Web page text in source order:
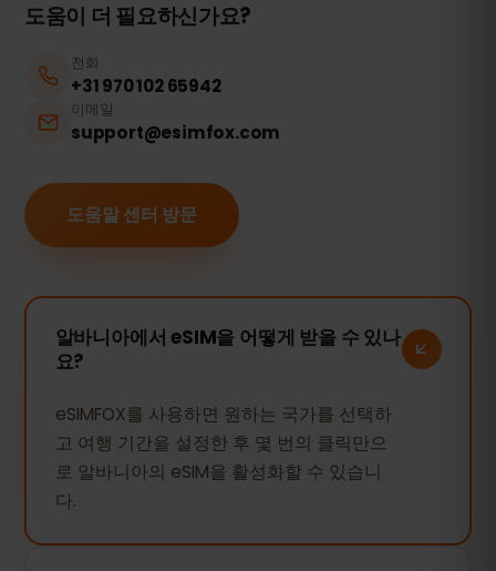
도움이 더 필요하신가요?
전화
+31 970 102 65942
이메일
support@esimfox.com
도움말 센터 방문
알바니아에서 eSIM을 어떻게 받을 수 있나
요?
eSIMFOX를 사용하면 원하는 국가를 선택하
고 여행 기간을 설정한 후 몇 번의 클릭만으
로 알바니아의 eSIM을 활성화할 수 있습니
다.